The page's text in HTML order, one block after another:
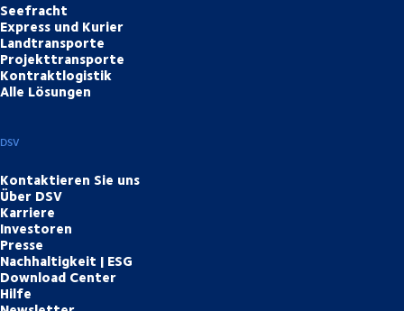
Seefracht
Express und Kurier
Landtransporte
Projekttransporte
Kontraktlogistik
Alle Lösungen
DSV
Kontaktieren Sie uns
Über DSV
Karriere
Investoren
Presse
Nachhaltigkeit | ESG
Download Center
Hilfe